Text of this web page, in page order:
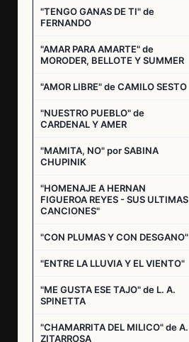
"TENGO GANAS DE TI" de
FERNANDO
"AMAR PARA AMARTE" de
MORODER, BELLOTE Y SUMMER
"AMOR LIBRE" de CAMILO SESTO
"NUESTRO PUEBLO" de
CARDENAL Y AMER
"MAMITA, NO" por SABINA
CHUPINIK
"HOMENAJE A HERNAN
FIGUEROA REYES - SUS ULTIMAS
CANCIONES"
"CON PLUMAS Y CON DESGANO"
"ENTRE LA LLUVIA Y EL VIENTO"
"ME GUSTA ESE TAJO" de L. A.
SPINETTA
"CHAMARRITA DEL MILICO" de A.
ZITARROSA